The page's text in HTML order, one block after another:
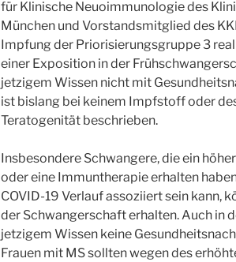
für Klinische Neuoimmunologie des
München und Vorstandsmitglied des
Impfung der Priorisierungsgruppe 3
einer Exposition in der
jetzigem Wissen nicht mit
ist bislang bei keinem Impfstoff oder
Teratogenität beschrieben.
Insbesondere Schwangere, die ein
oder eine Immuntherapie erhalten
COVID-19 Verlauf assoziiert sein kann,
der Schwangerschaft erhalten. Auch in
jetzigem Wissen keine
Frauen mit MS sollten wegen des